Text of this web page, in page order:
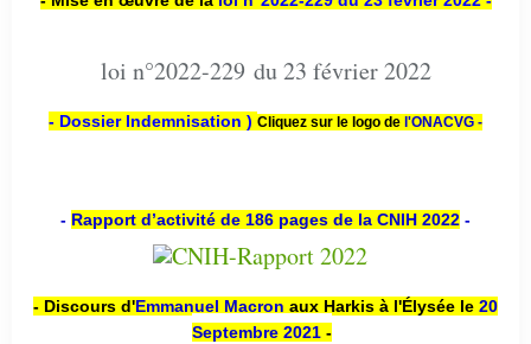
loi n°2022-229 du 23 février 2022
- Dossier Indemnisation ) Cliquez sur le logo de l'ONACVG -
- Rapport d’activité de 186 pages de la CNIH 2022 -
- Discours d'Emmanuel Macron aux Harkis à l'Élysée le 20
Septembre 2021 -